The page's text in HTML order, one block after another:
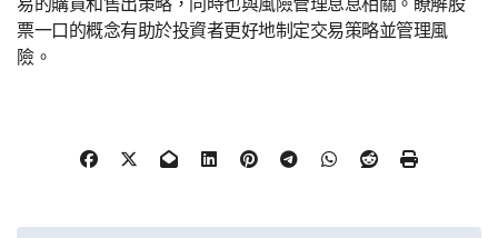
票一口的概念有助於投資者更好地制定交易策略並管理風
險。